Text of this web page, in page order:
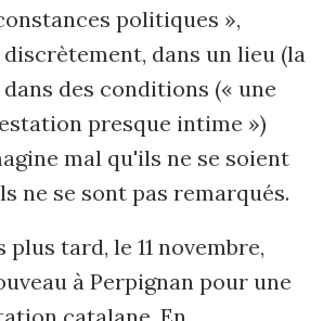
politiques »,
dans un lieu (la
des conditions (« une
presque intime »)
mal qu'ils ne se soient
ne se sont pas remarqués.
tard, le 11 novembre,
à Perpignan pour une